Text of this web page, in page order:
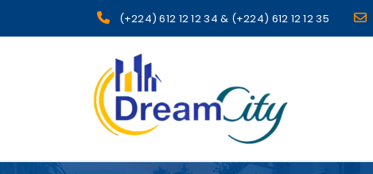
(+224) 612 12 12 34 & (+224) 612 12 12 35
sgcg dreamcity